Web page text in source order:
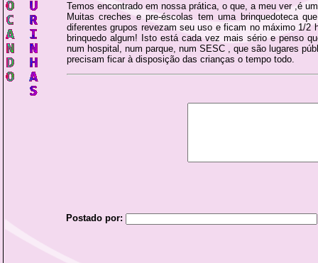
Temos encontrado em nossa prática, o que, a meu ver ,é
Muitas creches e pre-éscolas tem uma brinquedoteca
diferentes grupos revezam seu uso e ficam no máximo 1/2
brinquedo algum! Isto está cada vez mais sério e penso
num hospital, num parque, num SESC , que são lugares
precisam ficar à disposição das crianças o tempo todo.
Postado por: